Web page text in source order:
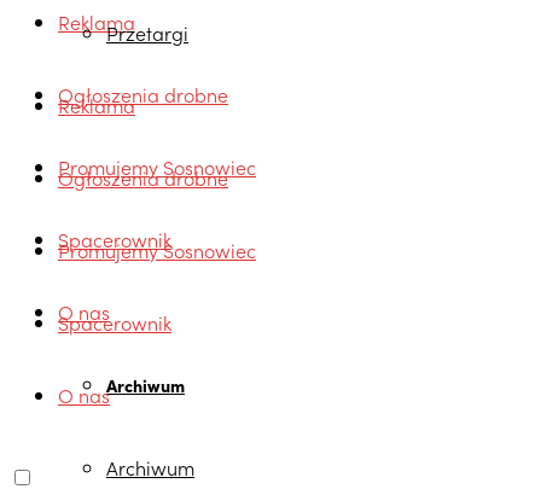
Reklama
Ogłoszenia drobne
Promujemy Sosnowiec
Spacerownik
O nas
Archiwum
Przetargi
Reklama
Ogłoszenia drobne
Promujemy Sosnowiec
Spacerownik
O nas
Archiwum